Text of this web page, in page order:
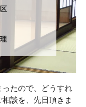
たので、どうすれ
談を、先日頂きま